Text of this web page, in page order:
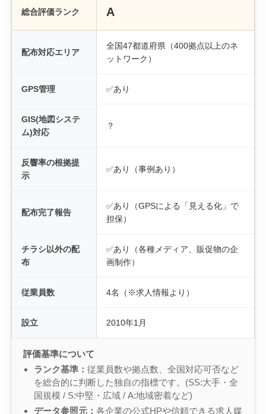
総合評価ランク A
配布対応エリア
全国47都道府県（400拠点以上のネ
ットワーク）
GPS管理 ✅あり
GIS(地図システ
ム)対応
？
反響率の根拠提
示
✅あり（事例あり）
配布完了報告
✅あり（GPSによる「見える化」で
担保）
チラシ以外の配
布
✅あり（各種メディア、販促物の企
画制作）
従業員数 4名（※求人情報より）
設立 2010年1月
評価基準について
ランク基準：従業員数や拠点数、全国対応可否など
を総合的に判断した独自の指標です。(SS:大手・全
国規模 / S:中堅・広域 / A:地域密着など)
データ参照元：各企業の公式HPや信頼できる求人媒